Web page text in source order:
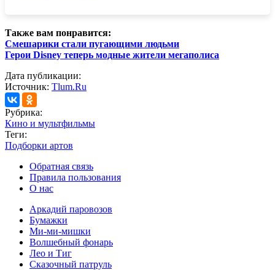
Также вам понравится:
Смешарики стали пугающими людьми
Герои Disney теперь модные жители мегаполиса
Дата публикации:
Источник: Tlum.Ru
Рубрика:
Кино и мультфильмы
Теги:
Подборки артов
Обратная связь
Правила пользования
О нас
Аркадий паровозов
Бумажки
Ми-ми-мишки
Волшебный фонарь
Лео и Тиг
Сказочный патруль